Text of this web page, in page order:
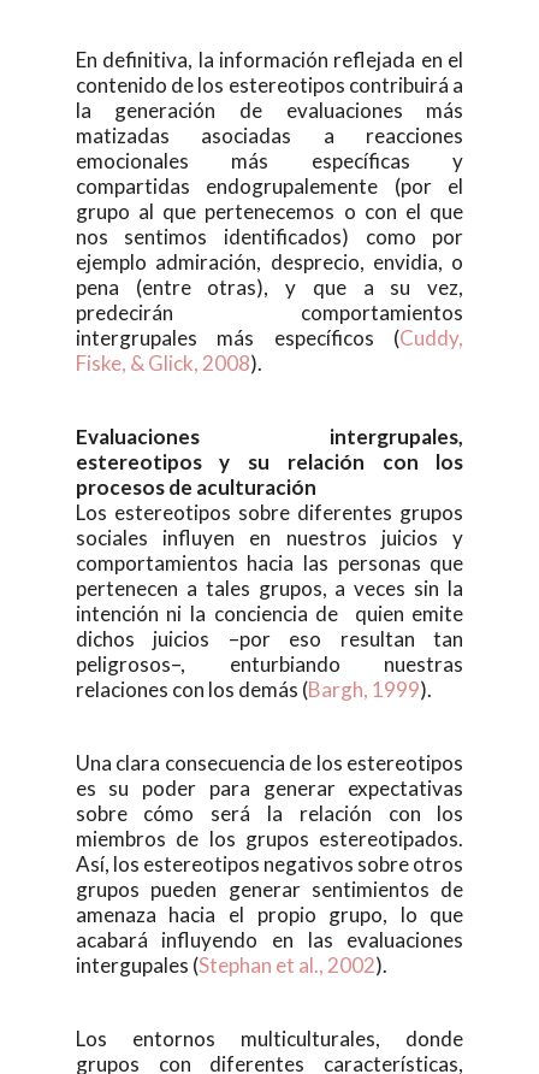
En definitiva, la información reflejada en el
contenido de los estereotipos contribuirá a
la generación de evaluaciones más
matizadas asociadas a reacciones
emocionales más específicas y
compartidas endogrupalemente (por el
grupo al que pertenecemos o con el que
nos sentimos identificados) como por
ejemplo admiración, desprecio, envidia, o
pena (entre otras), y que a su vez,
predecirán comportamientos
intergrupales más específicos (Cuddy,
Fiske, & Glick, 2008).
Evaluaciones intergrupales,
estereotipos y su relación con los
procesos de aculturación
Los estereotipos sobre diferentes grupos
sociales influyen en nuestros juicios y
comportamientos hacia las personas que
pertenecen a tales grupos, a veces sin la
intención ni la conciencia de quien emite
dichos juicios –por eso resultan tan
peligrosos–, enturbiando nuestras
relaciones con los demás (Bargh, 1999).
Una clara consecuencia de los estereotipos
es su poder para generar expectativas
sobre cómo será la relación con los
miembros de los grupos estereotipados.
Así, los estereotipos negativos sobre otros
grupos pueden generar sentimientos de
amenaza hacia el propio grupo, lo que
acabará influyendo en las evaluaciones
intergupales (Stephan et al., 2002).
Los entornos multiculturales, donde
grupos con diferentes características,